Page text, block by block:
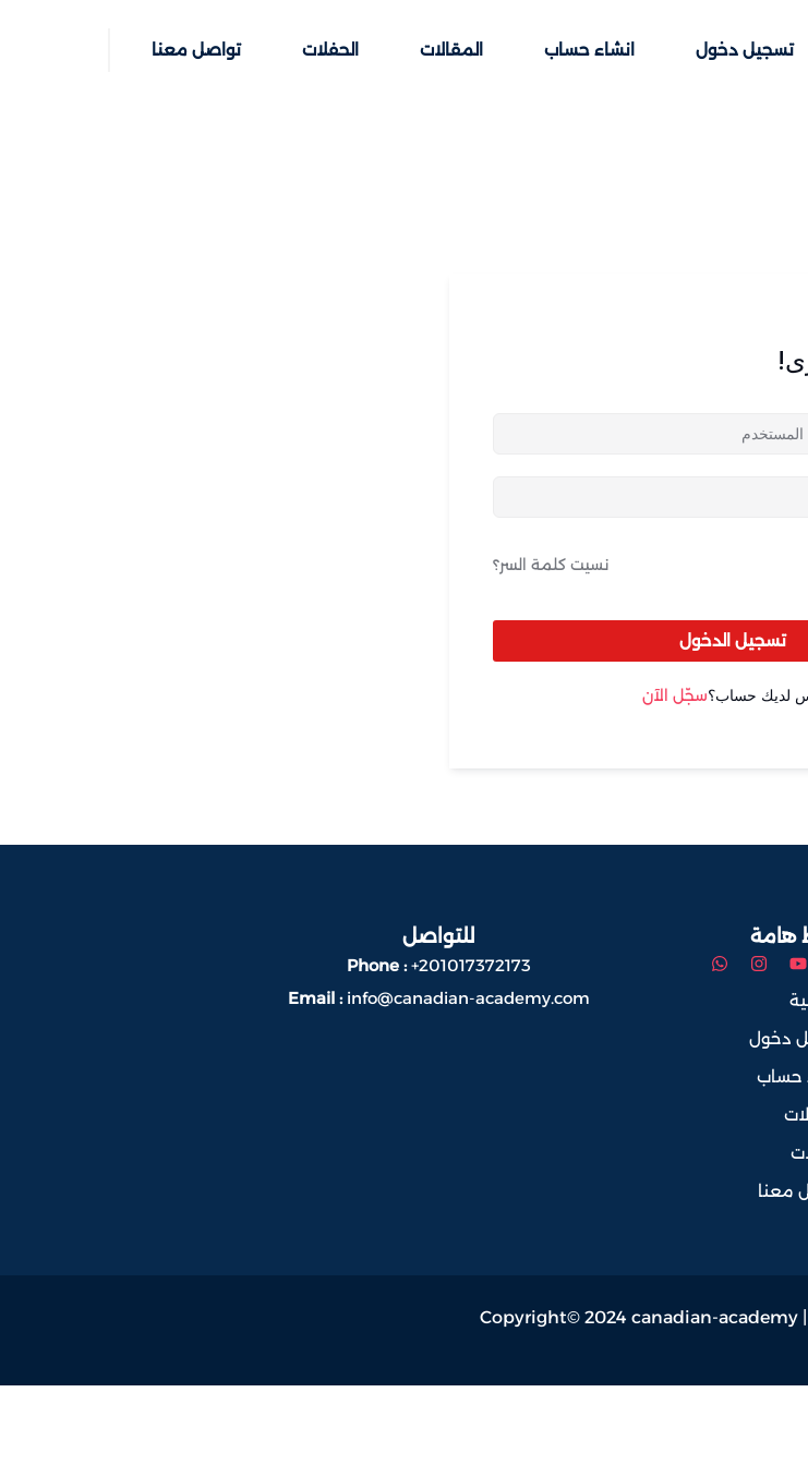
تسجيل دخول انشاء حساب المقالات الحفلات تواصل معنا
نسيت كلمة السر؟
تسجيل الدخول
لديك حساب؟سجّل الآن
هامة
دخول
حساب
معنا
للتواصل
Phone :+201017372173
Email : info@canadian-academy.com
Copyright© 2024 canadian-academy |
Lost your password?